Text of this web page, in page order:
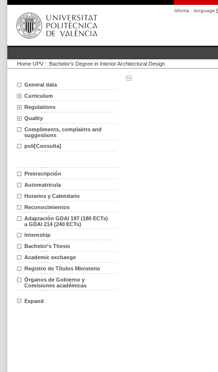
Idioma · language
Home UPV :: Bachelor's Degree in Interior Architectural Design
General data
Curriculum
Regulations
Quality
Compliments, complaints and
suggestions
poli[Consulta]
Preinscripción
Automatricula
Horarios y Calendario
Reconocimientos
Adaptación GDAI 197 (180 ECTs)
a GDAI 214 (240 ECTs)
Internship
Bachelor's Thesis
Academic exchange
Registro de Títulos Ministerio
Órganos de Gobierno y
Comisiones académicas
Expand